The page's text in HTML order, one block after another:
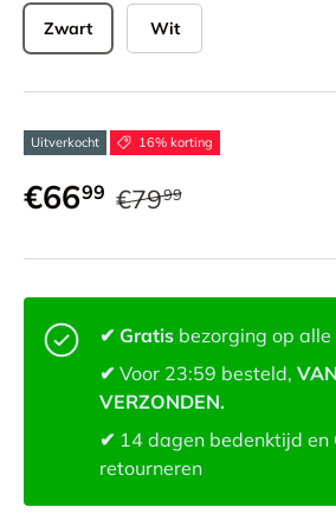
Zwart Wit
Uitverkocht 16% korting
€6699 €7999
✔ Gratis bezorging op alle
✔ Voor 23:59 besteld,
VERZONDEN.
✔ 14 dagen bedenktijd en
retourneren